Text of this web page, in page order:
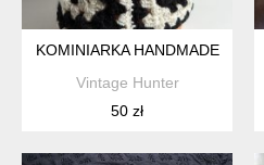
KOMINIARKA HANDMADE
Vintage Hunter
50 zł